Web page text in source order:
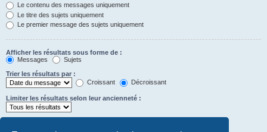
Le contenu des messages uniquement
Le titre des sujets uniquement
Le premier message des sujets uniquement
Afficher les résultats sous forme de :
Messages
Sujets
Trier les résultats par :
Croissant
Décroissant
Limiter les résultats selon leur ancienneté :